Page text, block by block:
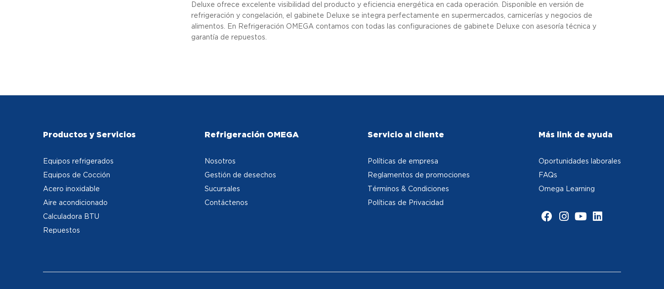
Deluxe ofrece excelente visibilidad del producto y eficiencia energética en cada operación. Disponible en versión de
refrigeración y congelación, el gabinete Deluxe se integra perfectamente en supermercados, carnicerías y negocios de
alimentos. En Refrigeración OMEGA contamos con todas las configuraciones de gabinete Deluxe con asesoría técnica y
garantía de repuestos.
Productos y Servicios
Equipos refrigerados
Equipos de Cocción
Acero inoxidable
Aire acondicionado
Calculadora BTU
Repuestos
Refrigeración OMEGA
Nosotros
Gestión de desechos
Sucursales
Contáctenos
Servicio al cliente
Políticas de empresa
Reglamentos de promociones
Términos & Condiciones
Políticas de Privacidad
Más link de ayuda
Oportunidades laborales
FAQs
Omega Learning